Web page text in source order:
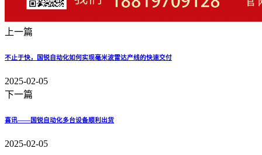
上一篇
不止于快，国锐自动化如何实现毫米波雷达产线的快速交付
2025-02-05
下一篇
喜讯——国锐自动化多台设备顺利出货
2025-02-05